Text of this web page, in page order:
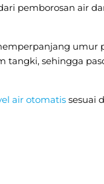
pemborosan air
umur
sehingga
air otomatis sesuai